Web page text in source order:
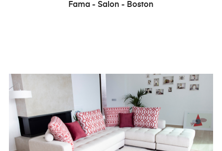
Fama - Salon - Boston